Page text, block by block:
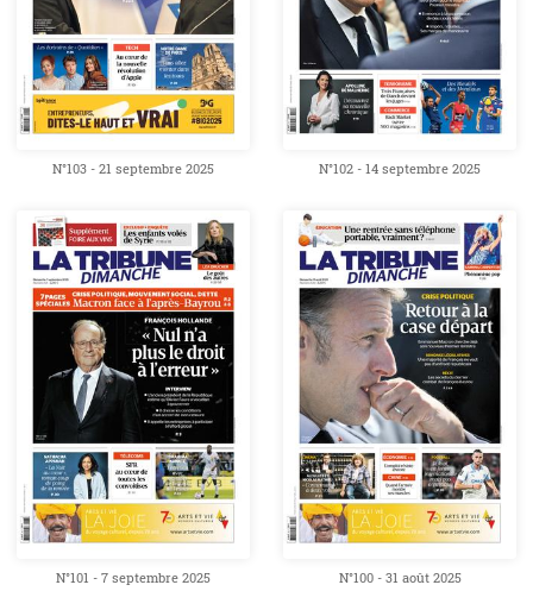
N°103 - 21 septembre 2025 N°102 - 14 septembre 2025
N°101 - 7 septembre 2025 N°100 - 31 août 2025